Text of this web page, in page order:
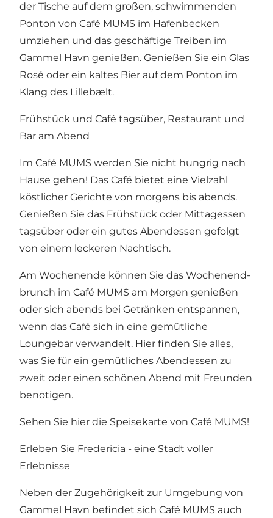
der Tische auf dem großen, schwimmenden
Ponton von Café MUMS im Hafenbecken
umziehen und das geschäftige Treiben im
Gammel Havn genießen. Genießen Sie ein Glas
Rosé oder ein kaltes Bier auf dem Ponton im
Klang des Lillebælt.
Frühstück und Café tagsüber, Restaurant und
Bar am Abend
Im Café MUMS werden Sie nicht hungrig nach
Hause gehen! Das Café bietet eine Vielzahl
köstlicher Gerichte von morgens bis abends.
Genießen Sie das Frühstück oder Mittagessen
tagsüber oder ein gutes Abendessen gefolgt
von einem leckeren Nachtisch.
Am Wochenende können Sie das Wochenend-
brunch im Café MUMS am Morgen genießen
oder sich abends bei Getränken entspannen,
wenn das Café sich in eine gemütliche
Loungebar verwandelt. Hier finden Sie alles,
was Sie für ein gemütliches Abendessen zu
zweit oder einen schönen Abend mit Freunden
benötigen.
Sehen Sie hier die Speisekarte von Café MUMS!
Erleben Sie Fredericia - eine Stadt voller
Erlebnisse
Neben der Zugehörigkeit zur Umgebung von
Gammel Havn befindet sich Café MUMS auch